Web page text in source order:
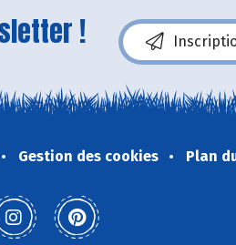
!
Gestion des cookies Plan